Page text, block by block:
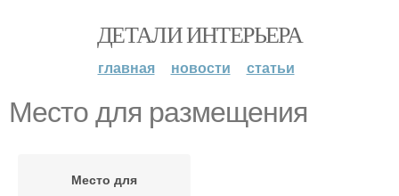
ДЕТАЛИ ИНТЕРЬЕРА
главная новости статьи
Место для размещения
Место для